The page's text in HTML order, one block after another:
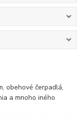
obehové čerpadlá,
a mnoho iného